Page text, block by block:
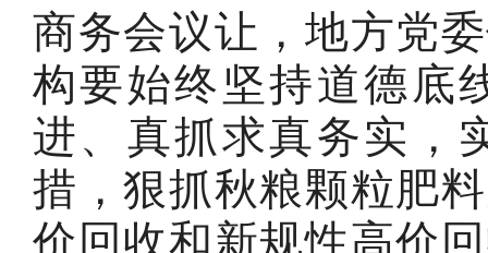
商务会议让，地方党
构要始终坚持道德底
进、真抓求真务实，
措，狠抓秋粮颗粒肥
价回收和新规性高价